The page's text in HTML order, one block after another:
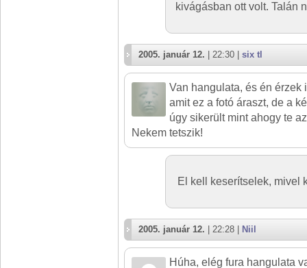
kivágásban ott volt. Talán
2005. január 12. | 22:30 | six tl
Van hangulata, és én érzek
amit ez a fotó áraszt, de a
úgy sikerült mint ahogy te
Nekem tetszik!
El kell keserítselek, mivel
2005. január 12. | 22:28 | Niil
Húha, elég fura hangulata